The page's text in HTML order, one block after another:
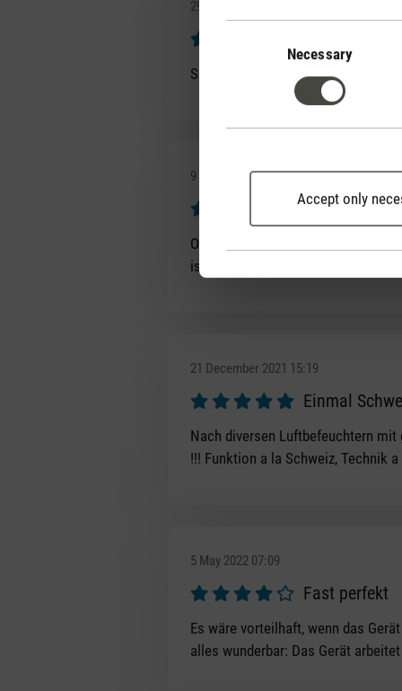
Necessary
Accept only
29 December 2021 16:25
Review with rating of 5 out of 5
Súper leise, LED Lämpli können
9 February 2022 15:52
Frau
Optisch sehr ansprechend. Mit
ist etwas unpraktisch und schade,
21 December 2021 15:19
Review with rating of 5 out of 5
Einmal
Nach diversen Luftbefeuchtern
!!! Funktion a la Schweiz, Technik
5 May 2022 07:09
Review with rating of 4 out of 5
Fast perfekt
Es wäre vorteilhaft, wenn das
alles wunderbar: Das Gerät